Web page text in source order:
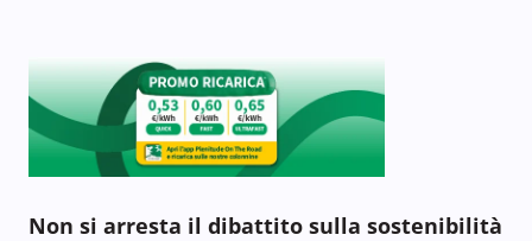
Non si arresta il dibattito sulla sostenibilità